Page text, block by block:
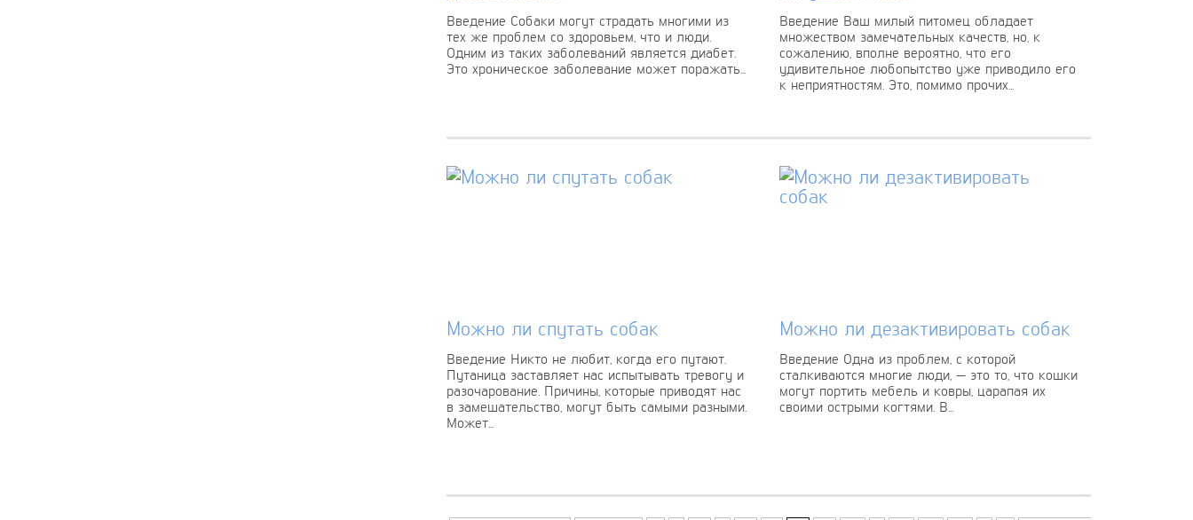
Введение Собаки могут страдать многими из
тех же проблем со здоровьем, что и люди.
Одним из таких заболеваний является диабет.
Это хроническое заболевание может поражать...
Введение Ваш милый питомец обладает
множеством замечательных качеств, но, к
сожалению, вполне вероятно, что его
удивительное любопытство уже приводило его
к неприятностям. Это, помимо прочих...
Можно ли спутать собак
Введение Никто не любит, когда его путают.
Путаница заставляет нас испытывать тревогу и
разочарование. Причины, которые приводят нас
в замешательство, могут быть самыми разными.
Может...
Можно ли дезактивировать собак
Введение Одна из проблем, с которой
сталкиваются многие люди, — это то, что кошки
могут портить мебель и ковры, царапая их
своими острыми когтями. В...